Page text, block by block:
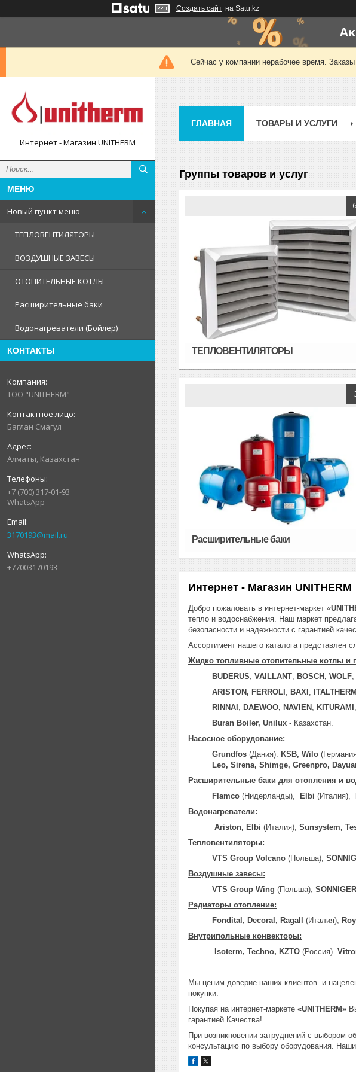
Создать сайт на Satu.kz
Сейчас у компании нерабочее время.
Интернет - Магазин UNITHERM
Новый пункт меню
ТЕПЛОВЕНТИЛЯТОРЫ
ВОЗДУШНЫЕ ЗАВЕСЫ
ОТОПИТЕЛЬНЫЕ КОТЛЫ
Расширительные баки
Водонагреватели (Бойлер)
КОНТАКТЫ
ТОО "UNITHERM"
Баглан Смагул
Алматы, Казахстан
+7 (700) 317-01-93
WhatsApp
3170193@mail.ru
+77003170193
ГЛАВНАЯ ТОВАРЫ И УСЛУГИ
Группы товаров и услуг
ТЕПЛОВЕНТИЛЯТОРЫ
Расширительные баки
Интернет - Магазин UNITHERM
Добро пожаловать в интернет-маркет «
тепло и водоснабжения. Наш маркет
безопасности и надежности с гарантией
Ассортимент нашего каталога представлен
Жидко топливные отопительные котлы и
BUDERUS VAILLANT BOSCH, WOLF
ARISTON, FERROLI
BAXI ITALTHERM
RINNAI
DAEWOO, NAVIEN KITURAMI
Buran Boiler, Unilux - Казахстан.
Насосное оборудование:
Grundfos (Дания). KSB, Wilo
Leo, Sirena, Shimge, Greenpro,
Расширительные баки для отопления и
Flamco (Нидерланды), Elbi (Италия),
Водонагреватели:
Ariston, Elbi (Италия), Sunsystem,
Тепловентиляторы:
VTS Group Volcano (Польша),
Воздушные завесы:
VTS Group Wing (Польша),
Радиаторы отопление:
Fondital, Decoral, Ragall
(Италия),
Внутрипольные конвекторы:
Isoterm, Techno, KZTO (Россия).
Мы ценим доверие наших клиентов и
покупки.
Покупая на интернет-маркете «UNITHERM»
гарантией Качества!
При возникновении затруднений с выбором
консультацию по выбору оборудования.